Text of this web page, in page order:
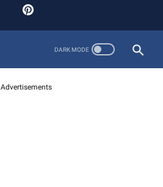
Advertisements